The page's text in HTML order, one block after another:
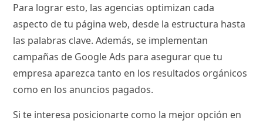
Para lograr esto, las agencias optimizan cada
aspecto de tu página web, desde la estructura hasta
las palabras clave. Además, se implementan
campañas de Google Ads para asegurar que tu
empresa aparezca tanto en los resultados orgánicos
como en los anuncios pagados.
Si te interesa posicionarte como la mejor opción en